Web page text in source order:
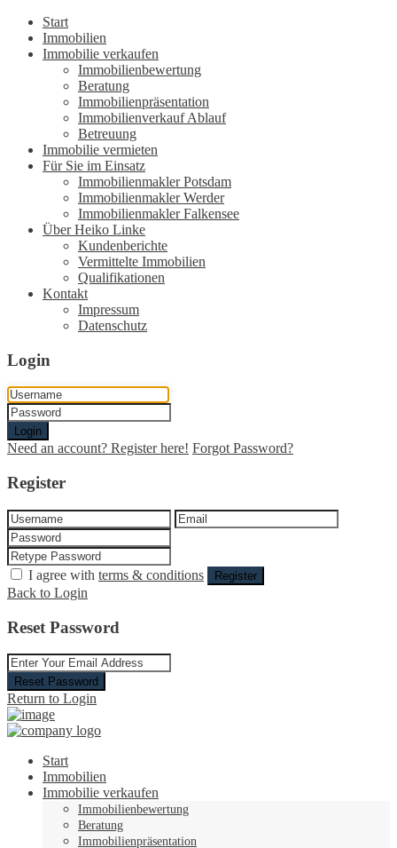
Start
Immobilien
Immobilie verkaufen
Immobilienbewertung
Beratung
Immobilienpräsentation
Immobilienverkauf Ablauf
Betreuung
Immobilie vermieten
Für Sie im Einsatz
Immobilienmakler Potsdam
Immobilienmakler Werder
Immobilienmakler Falkensee
Über Heiko Linke
Kundenberichte
Vermittelte Immobilien
Qualifikationen
Kontakt
Impressum
Datenschutz
Login
Login
Need an account? Register here! Forgot Password?
Register
I agree with terms & conditions Register
Back to Login
Reset Password
Reset Password
Return to Login
Start
Immobilien
Immobilie verkaufen
Immobilienbewertung
Beratung
Immobilienpräsentation